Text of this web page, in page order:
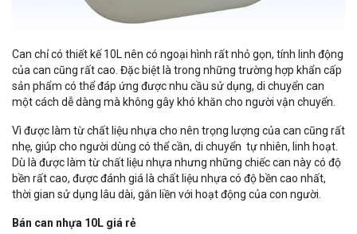
Can chỉ có thiết kế 10L nên có ngoại hình rất nhỏ gọn, tính linh động
của can cũng rất cao. Đặc biệt là trong những trường hợp khẩn cấp
sản phẩm có thể đáp ứng được nhu cầu sử dụng, di chuyển can
một cách dễ dàng mà không gây khó khăn cho người vận chuyển.
Vì được làm từ chất liệu nhựa cho nên trọng lượng của can cũng rất
nhẹ, giúp cho người dùng có thể cần, di chuyển tự nhiên, linh hoạt.
Dù là được làm từ chất liệu nhựa nhưng những chiếc can này có độ
bền rất cao, được đánh giá là chất liệu nhựa có độ bền cao nhất,
thời gian sử dụng lâu dài, gắn liền với hoạt động của con người.
Bán can nhựa 10L giá rẻ